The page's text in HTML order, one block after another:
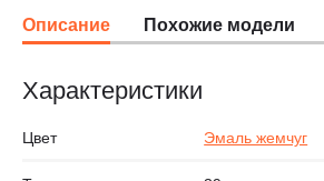
Описание Похожие модели
Характеристики
Цвет Эмаль жемчуг